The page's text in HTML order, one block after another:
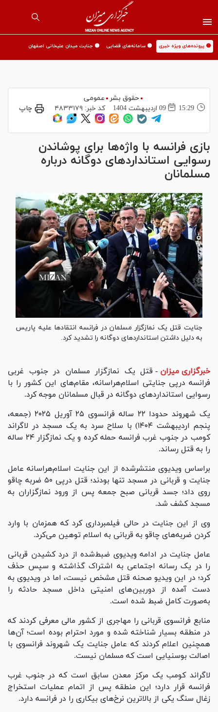
🟡 پرونده‌های ویژه خبری 🟡 سامانه‌های قضایی 🟡 جنایت میدان علیخانی اصفهان
حقوق بشر
عمومی
15:29
09 ارديبهشت 1404 کد خبر: ۴۸۳۳۱۷۹ چاپ
بازی فرانسه با واژه‌ها برای پوشاندن
رسوایی استاندارد‌های دوگانه درباره
مسلمانان
جنایت قتل یک نمازگزار مسلمان در فرانسه انتقاد‌ها علیه پاریس
به دلیل داشتن استاندارد‌های دوگانه را تشدید کرد.
خبرگزاری میزان - قتل یک نمازگزار مسلمان در جنوب غربی
فرانسه درپی جنایتی اسلام‌هراسانه، مقام‌های این کشور را با
رسوایی استاندارد‌های دوگانه در قبال مسلمانان موجه کرد.
یک شهروند حدودا ۲۲ ساله فرانسوی ۲۵ آوریل ۲۰۲۵ (جمعه،
پنجم اردیبهشت ۱۴۰۴) با سلاح سرد به یک مسجد در لاگراند
کومب در جنوب غرب فرانسه حمله کرده و یک نمازگزار ۲۴ ساله
را به قتل رساند.
براساس ویدیوی منتشرشده از این جنایت اسلام‌هراسانه عامل
جنایت و قربانی در مسجد تنها بودند؛ قتل درپی ۵۰ ضربه چاقو
روی داد؛ جسد قربانی صبح جمعه پس از ورود نمازگزاران به
مسجد کشف شد.
وی از این جنایت در حالی فیلمبرداری کرد که همزمان با وارد
کردن ضربه‌های چاقو به قربانی به اسلام توهین می‌کرد.
عامل جنایت در ادامه ویدیوی ضبط‌شده از درد کشیدن قربانی
را در یک رسانه اجتماعی به اشتراک گذاشته و سپس حذف
کرد؛ در این ویدیو صحنه قتل مشخص نیست، اما در ویدیوی به
دست آمده از دوربین‌های امنیتی داخل مسجد حادثه را
به‌صورت کامل ضبط شده است.
منابع فرانسوی قربانی را مهاجری از کشور مالی معرفی کردند که
در منطقه بسیار شناخته شده و مورد احترام بوده است؛ آن‌ها
همچنین اعلام کردند که عامل جنایت یک شهروند فرانسوی با
اصالت بوسنیایی است که مسلمان نیست.
لاگراند کومب یک مرکز معدن سابق است که در جنوب غرب
فرانسه قرار دارد؛ این منطقه پس از اتمام عملیات استخراج
زغال سنگ یکی از بالاترین نرخ‌های بیکاری را در فرانسه دارد.